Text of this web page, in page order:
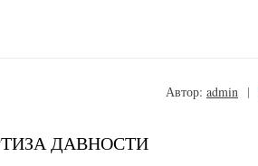
Автор: admin |
ДАВНОСТИ